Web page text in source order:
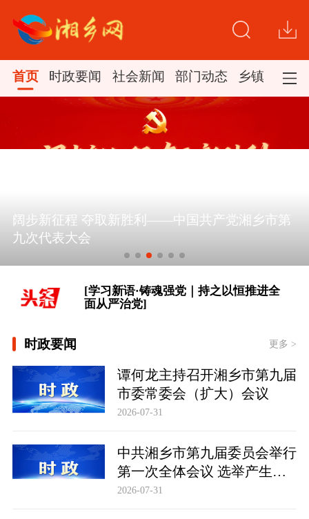
首页 时政要闻 社会新闻 部门动态 乡镇新闻
中国共产党湘乡市第九次代表大会胜利闭幕
砥砺初心使命 把党建设得更加坚强有
力]
时政微观察丨向新向优向好！中国经济
展现强大韧性和活力
[学习新语·铸魂强党｜持之以恒推进全
面从严治党]
砥砺初心使命 把党建设得更加坚强有
时政微观察丨向新向优向好！中国经济
展现强大韧性和活力
时政要闻 更多 >
谭何龙主持召开湘乡市第九届
市委常委会（扩大）会议
2026-07-31
中共湘乡市第九届委员会举行
第一次全体会议 选举产生新
一届市委常委班子
2026-07-31